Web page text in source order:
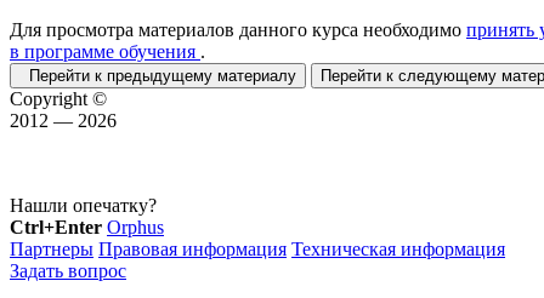
Для просмотра материалов данного курса необходимо принять
в программе обучения .
Перейти к предыдущему материалу Перейти к следующему
Copyright ©
2012 — 2026
Нашли опечатку?
Ctrl+Enter Orphus
Партнеры Правовая информация Техническая информация
Задать вопрос